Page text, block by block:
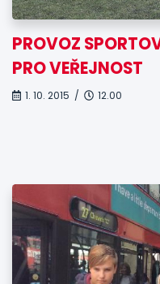
PROVOZ
PRO VEŘEJNOST
1. 10. 2015 / 12.00